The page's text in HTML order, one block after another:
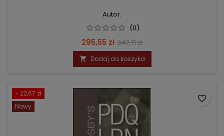
Autor:
(0)
Cena
295,55 zł Cena
podstawowa
347,71 zł
 Dodaj do koszyka
- 22,67 zł
Nowy
favorite_border